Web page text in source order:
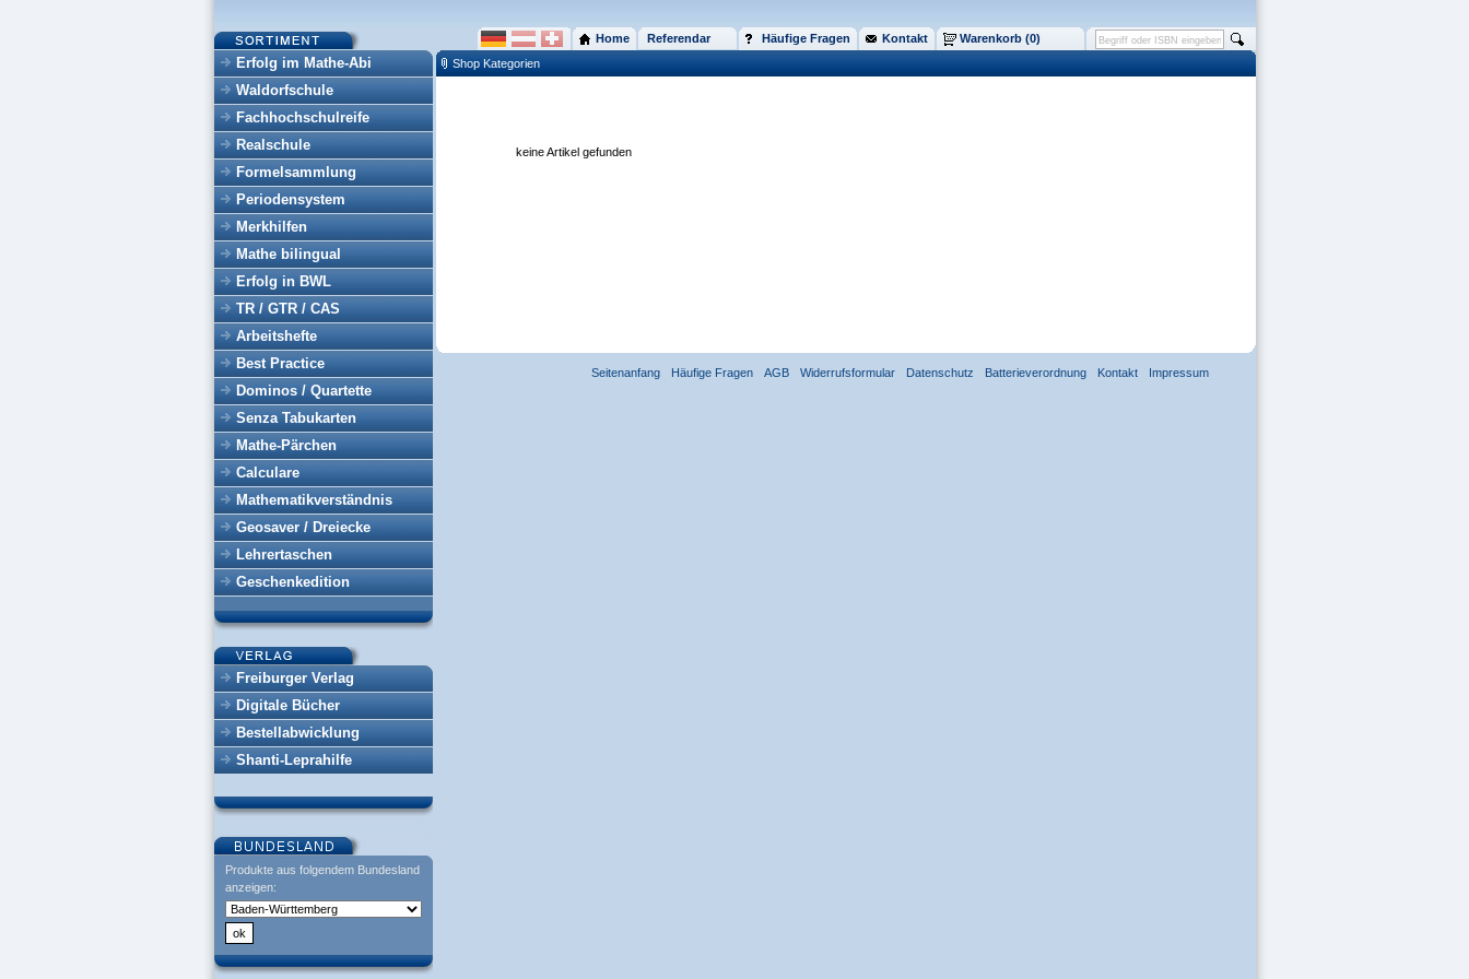
Erfolg im Mathe-Abi
Waldorfschule
Fachhochschulreife
Realschule
Formelsammlung
Periodensystem
Merkhilfen
Mathe bilingual
Erfolg in BWL
TR / GTR / CAS
Arbeitshefte
Best Practice
Dominos / Quartette
Senza Tabukarten
Mathe-Pärchen
Calculare
Mathematikverständnis
Geosaver / Dreiecke
Lehrertaschen
Geschenkedition
Freiburger Verlag
Digitale Bücher
Bestellabwicklung
Shanti-Leprahilfe
Produkte aus folgendem Bundesland
anzeigen:
Home Referendar Häufige Fragen Kontakt
Warenkorb (0)
Shop Kategorien
keine Artikel gefunden
Seitenanfang Häufige Fragen AGB Widerrufsformular Datenschutz Batterieverordnung Kontakt Impressum